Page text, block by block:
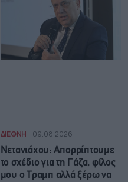
ΔΙΕΘΝΗ 09.08.2026
Νετανιάχου: Απορρίπτουμε
το σχέδιο για τη Γάζα, φίλος
μου ο Τραμπ αλλά ξέρω να